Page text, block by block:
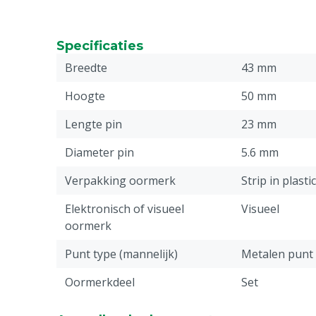
Specificaties
Breedte
43 mm
Hoogte
50 mm
Lengte pin
23 mm
Diameter pin
5.6 mm
Verpakking oormerk
Strip in
Elektronisch of visueel
oormerk
Visueel
Punt type (mannelijk)
Metalen punt
Oormerkdeel
Set